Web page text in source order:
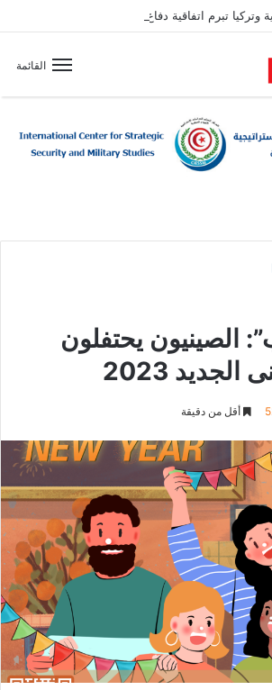
وتركيا تبرم اتفاقية دفاع مشترك
القائمة
الصينيون يحتفلون
2023
أقل من دقيقة